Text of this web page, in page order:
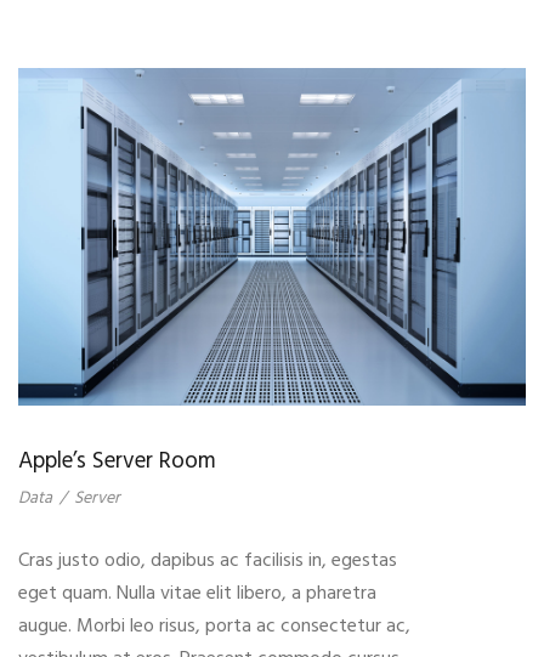
Apple’s Server Room
Data / Server
Cras justo odio, dapibus ac facilisis in, egestas
eget quam. Nulla vitae elit libero, a pharetra
augue. Morbi leo risus, porta ac consectetur ac,